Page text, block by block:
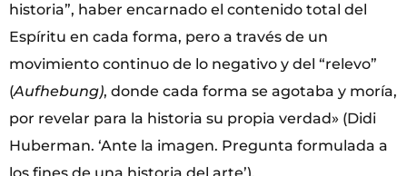
historia”, haber encarnado el contenido total del
Espíritu en cada forma, pero a través de un
movimiento continuo de lo negativo y del “relevo”
(Aufhebung), donde cada forma se agotaba y moría,
por revelar para la historia su propia verdad» (Didi
Huberman. ‘Ante la imagen. Pregunta formulada a